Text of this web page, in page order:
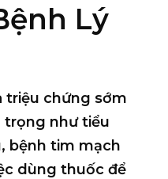
Lý
triệu chứng sớm
trọng như tiểu
bệnh tim mạch
dùng thuốc để